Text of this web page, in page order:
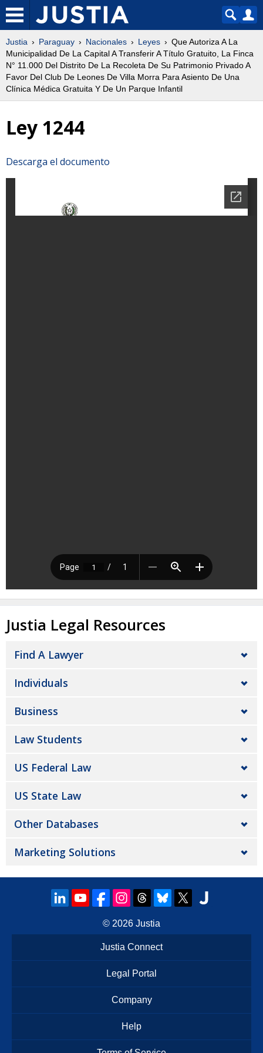
Justia Paraguay Nacionales Leyes
Que Autoriza A La
Municipalidad De La Capital A Transferir A Título Gratuito, La Finca
N° 11.000 Del Distrito De La Recoleta De Su Patrimonio Privado A
Favor Del Club De Leones De Villa Morra Para Asiento De Una
Clínica Médica Gratuita Y De Un Parque Infantil
Ley 1244
Descarga el documento
Justia Legal Resources
Find A Lawyer
Individuals
Business
Law Students
US Federal Law
US State Law
Other Databases
Marketing Solutions
© 2026 Justia
Justia Connect
Legal Portal
Company
Help